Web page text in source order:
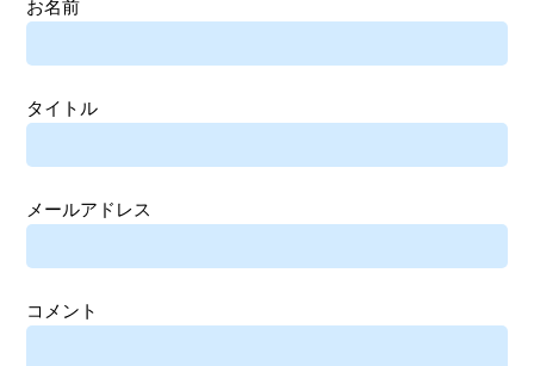
お名前
タイトル
メールアドレス
コメント